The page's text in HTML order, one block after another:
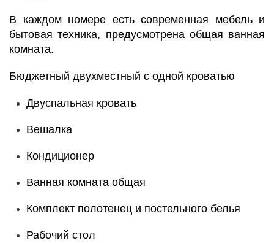
В каждом номере есть современная мебель и
бытовая техника, предусмотрена общая ванная
комната.
Бюджетный двухместный с одной кроватью
Двуспальная кровать
Вешалка
Кондиционер
Ванная комната общая
Комплект полотенец и постельного белья
Рабочий стол